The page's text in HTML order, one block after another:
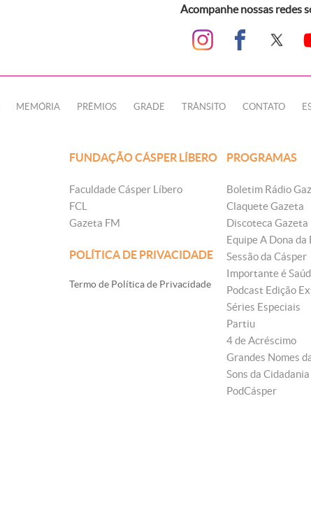
Acompanhe nossas redes
MEMÓRIA PRÊMIOS GRADE TRÂNSITO CONTATO
FUNDAÇÃO CÁSPER LÍBERO
Faculdade Cásper Líbero
FCL
Gazeta FM
POLÍTICA DE PRIVACIDADE
Termo de Política de Privacidade
PROGRAMAS
Boletim Rádio
Claquete Gazeta
Discoteca Gazeta
Equipe A Dona da
Sessão da Cásper
Importante é
Podcast Edição
Séries Especiais
Partiu
4 de Acréscimo
Grandes Nomes
Sons da Cidadania
PodCásper